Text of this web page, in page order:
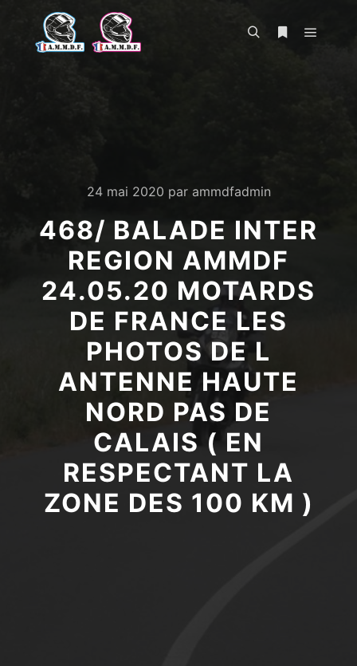
24 mai 2020 par ammdfadmin
468/ BALADE INTER
REGION AMMDF
24.05.20 MOTARDS
DE FRANCE LES
PHOTOS DE L
ANTENNE HAUTE
NORD PAS DE
CALAIS ( EN
RESPECTANT LA
ZONE DES 100 KM )